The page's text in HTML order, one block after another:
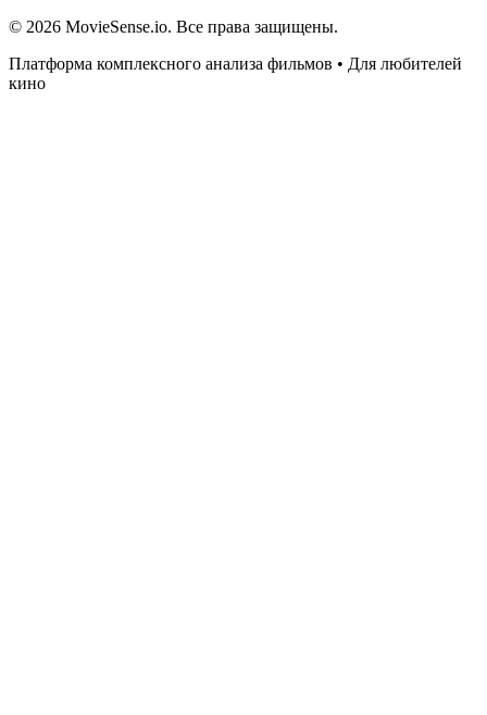
© 2026 MovieSense.io. Все права защищены.
Платформа комплексного анализа фильмов • Для любителей
кино